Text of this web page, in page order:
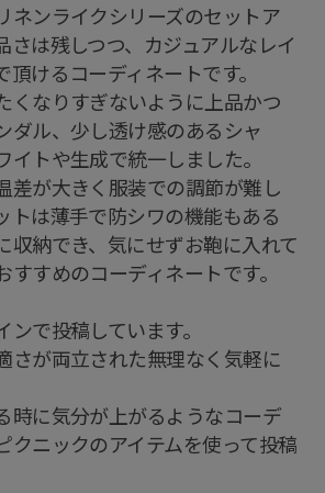
ネンライクシリーズのセットア
さは残しつつ、カジュアルなレイ
けるコーディネートです。
くなりすぎないように上品かつ
ダル、少し透け感のあるシャ
イトや生成で統一しました。
差が大きく服装での調節が難し
トは薄手で防シワの機能もある
収納でき、気にせずお鞄に入れて
すめのコーディネートです。
で投稿しています。
さが両立された無理なく気軽に
時に気分が上がるようなコーデ
クニックのアイテムを使って投稿